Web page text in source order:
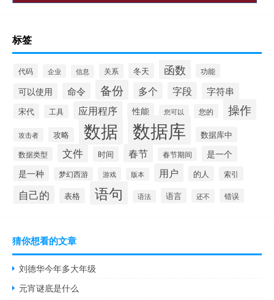
标签
代码 企业 信息 关系 冬天 函数 功能
可以使用 命令 备份 多个 字段 字符串
宋代 工具 应用程序 性能 您可以 您的 操作
攻击者 攻略 数据 数据库 数据库中
数据类型 文件 时间 春节 春节期间
是一个
是一种
梦幻西游 游戏 版本 用户 的人 索引
自己的 表格 语句 语法 语言 还不 错误
猜你想看的文章
刘德华今年多大年级
元宵谜底是什么